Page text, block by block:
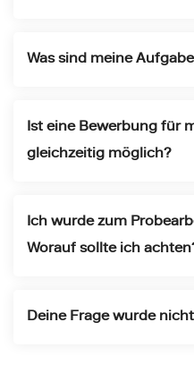
Was sind meine
Ist eine Bewerbung für
gleichzeitig möglich?
Ich wurde zum
Worauf sollte ich
Deine Frage wurde